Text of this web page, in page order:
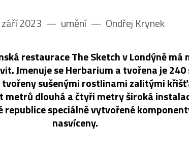
2023 –– umění –– Ondřej Krynek
restaurace The Sketch v Londýně má
Jmenuje se Herbarium a tvořena je
tvořeny sušenými rostlinami zalitými
metrů dlouhá a čtyři metry široká
republice speciálně vytvořené
nasvíceny.